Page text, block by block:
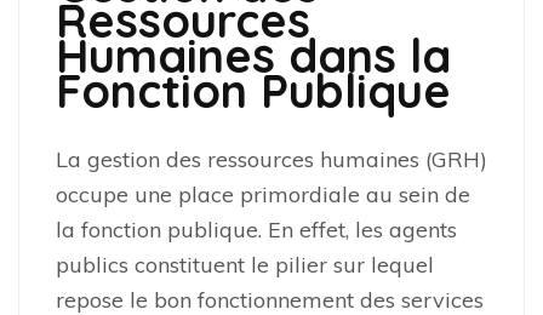
Ressources
Humaines dans la
Fonction Publique
La gestion des ressources humaines (GRH)
occupe une place primordiale au sein de
la fonction publique. En effet, les agents
publics constituent le pilier sur lequel
repose le bon fonctionnement des services